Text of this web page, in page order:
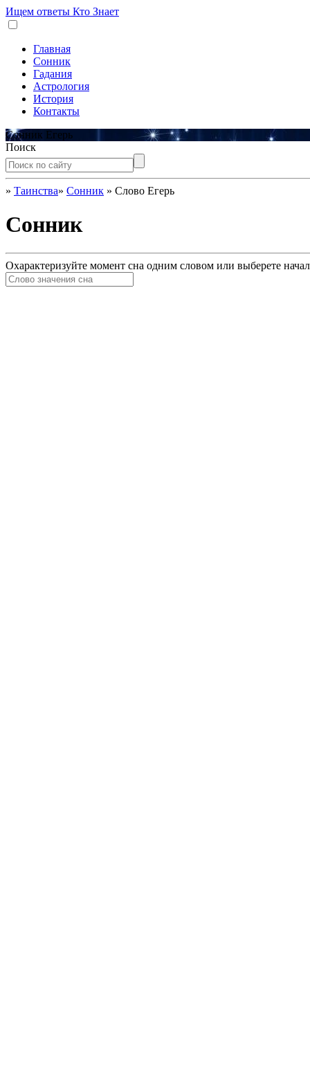
Ищем ответы Кто Знает
Главная
Сонник
Гадания
Астрология
История
Контакты
Сонник Егерь
Поиск
» Таинства» Сонник » Слово Егерь
Сонник
Охарактеризуйте момент сна одним словом или выберете